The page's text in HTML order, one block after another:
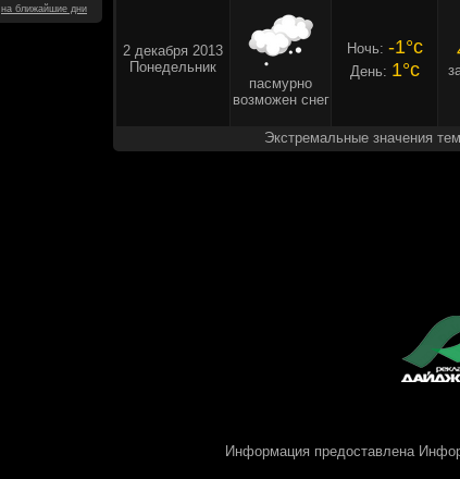
на ближайшие дни
2 декабря 2013
Понедельник
пасмурно
возможен снег
Ночь: -1°c
День: 1°c
Экстремальные значения
Информация предоставлена